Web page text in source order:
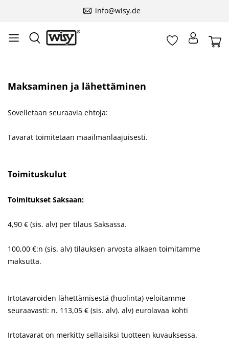
info@wisy.de
Maksaminen ja lähettäminen
Sovelletaan seuraavia ehtoja:
Tavarat toimitetaan maailmanlaajuisesti.
Toimituskulut
Toimitukset Saksaan:
4,90 € (sis. alv) per tilaus Saksassa.
100,00 €:n (sis. alv) tilauksen arvosta alkaen toimitamme
maksutta.
Irtotavaroiden lähettämisestä (huolinta) veloitamme
seuraavasti: n. 113,05 € (sis. alv). alv) eurolavaa kohti
Irtotavarat on merkitty sellaisiksi tuotteen kuvauksessa.